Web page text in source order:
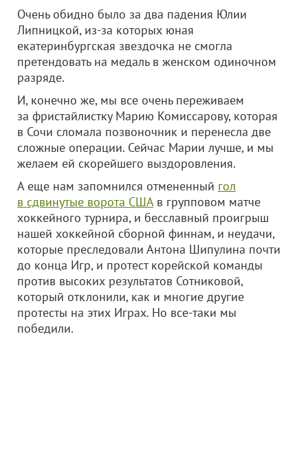
Очень обидно было за два падения Юлии
Липницкой, из-за которых юная
екатеринбургская звездочка не смогла
претендовать на медаль в женском одиночном
разряде.
И, конечно же, мы все очень переживаем
за фристайлистку Марию Комиссарову, которая
в Сочи сломала позвоночник и перенесла две
сложные операции. Сейчас Марии лучше, и мы
желаем ей скорейшего выздоровления.
А еще нам запомнился отмененный гол
в сдвинутые ворота СШАв групповом матче
хоккейного турнира, и бесславный проигрыш
нашей хоккейной сборной финнам, и неудачи,
которые преследовали Антона Шипулина почти
до конца Игр, и протест корейской команды
против высоких результатов Сотниковой,
который отклонили, как и многие другие
протесты на этих Играх. Но все-таки мы
победили.